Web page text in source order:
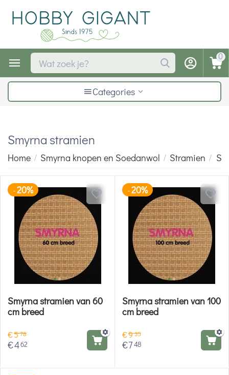
0
Categories
Smyrna stramien
Home / Smyrna knopen en Soedanwol / Stramien /
-20%
Smyrna stramien van 60
cm breed
€578
€462
-20%
Smyrna stramien van 100
cm breed
€935
€748